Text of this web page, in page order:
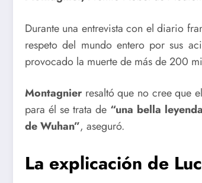
Durante una entrevista con el diario
respeto del mundo entero por sus
provocado la muerte de más de 200
Montagnier resaltó que no cree que
para él se trata de “una bella
de Wuhan”, aseguró.
La explicación de